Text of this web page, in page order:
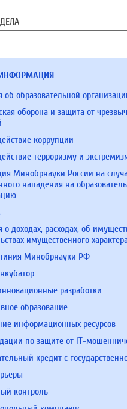
об образовательной
оборона и защита от
коррупции
терроризму и
Минобрнауки России на
нападения на
о доходах, расходах, об
имущественного
Минобрнауки РФ
разработки
образование
информационных ресурсов
по защите от IT-
кредит с
контроль